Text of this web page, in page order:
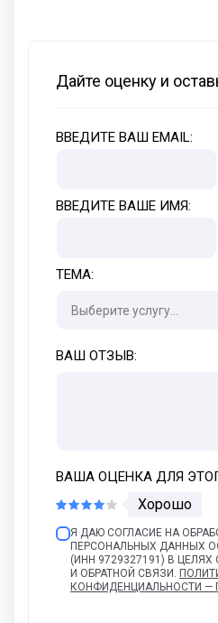
Дайте оценку и
ВВЕДИТЕ ВАШ EMAIL:
ВВЕДИТЕ ВАШЕ ИМЯ:
ТЕМА:
ВАШ ОТЗЫВ:
ВАША ОЦЕНКА ДЛЯ
Хорошо
Я ДАЮ СОГЛАСИЕ НА
ПЕРСОНАЛЬНЫХ ДАННЫХ
(ИНН 9729327191) В
И ОБРАТНОЙ СВЯЗИ.
КОНФИДЕНЦИАЛЬНОСТИ —